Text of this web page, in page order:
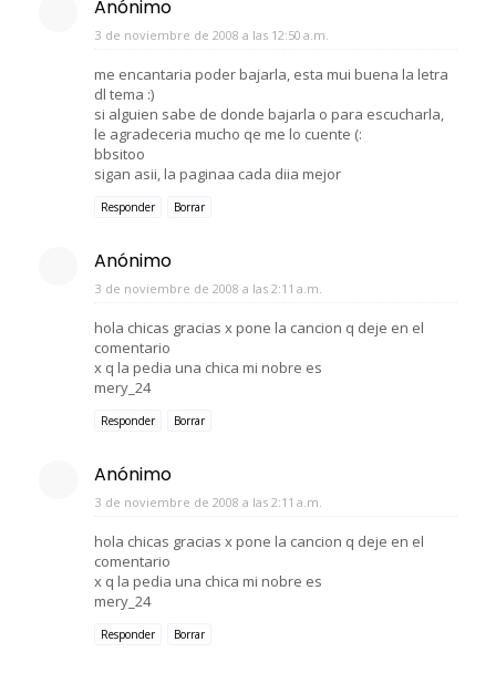
Anónimo
3 de noviembre de 2008 a las 12:50 a.m.
me encantaria poder bajarla, esta mui buena la letra
dl tema :)
si alguien sabe de donde bajarla o para escucharla,
le agradeceria mucho qe me lo cuente (:
bbsitoo
sigan asii, la paginaa cada diia mejor
Responder Borrar
Anónimo
3 de noviembre de 2008 a las 2:11 a.m.
hola chicas gracias x pone la cancion q deje en el
comentario
x q la pedia una chica mi nobre es
mery_24
Responder Borrar
Anónimo
3 de noviembre de 2008 a las 2:11 a.m.
hola chicas gracias x pone la cancion q deje en el
comentario
x q la pedia una chica mi nobre es
mery_24
Responder Borrar